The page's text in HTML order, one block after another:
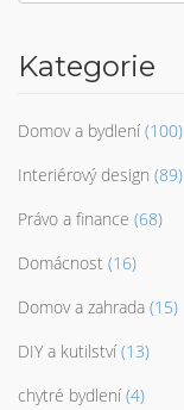
Kategorie
Domov a bydlení (100)
Interiérový design (89)
Právo a finance (68)
Domácnost (16)
Domov a zahrada (15)
DIY a kutilství (13)
chytré bydlení (4)